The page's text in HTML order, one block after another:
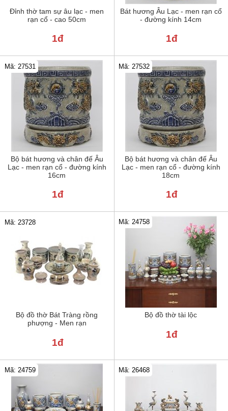
Đỉnh thờ tam sự âu lạc - men
rạn cổ - cao 50cm
1đ
Bát hương Âu Lạc - men rạn cổ
- đường kính 14cm
1đ
Bộ bát hương và chân đế Âu
Lạc - men rạn cổ - đường kính
16cm
Mã: 27531
1đ
Bộ bát hương và chân đế Âu
Lạc - men rạn cổ - đường kính
18cm
Mã: 27532
1đ
Bộ đồ thờ Bát Tràng rồng
phượng - Men rạn
Mã: 23728
1đ
Bộ đồ thờ tài lộc
Mã: 24758
1đ
Mã: 24759 Mã: 26468